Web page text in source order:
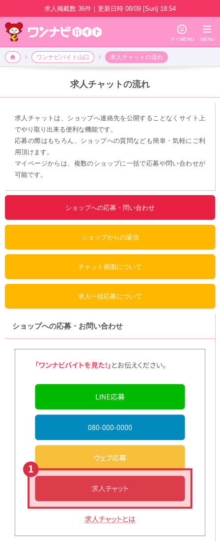
求人掲載数 36件 ｜ 更新日時 08/09 [Sun] 18:54
山口エリアの風俗アルバイト求人情報
☺
マイMENU
≡
MENU
🏠 ワンナビバイト山口 求人チャットの流れ
求人チャットの流れ
求人チャットは、ショップへ連絡先を公開することなくサイト上
でやり取り出来る便利な機能です。
応募の際はもちろん、ショップへの質問なども簡単・気軽にご利
用頂けます。
マイページからは、複数のショップに一括で応募や問い合わせが
可能です。
ショップへの応募・問い合わせ
ショップからの返信
チャット画面について
求人一括応募について
ショップへの応募・お問い合わせ